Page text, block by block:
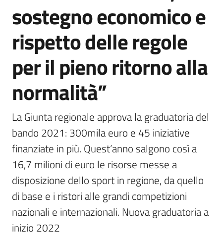
sostegno economico e
rispetto delle regole
per il pieno ritorno alla
normalità”
La Giunta regionale approva la graduatoria del
bando 2021: 300mila euro e 45 iniziative
finanziate in più. Quest’anno salgono così a
16,7 milioni di euro le risorse messe a
disposizione dello sport in regione, da quello
di base e i ristori alle grandi competizioni
nazionali e internazionali. Nuova graduatoria a
inizio 2022